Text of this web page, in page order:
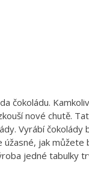
čokoládu.
nové chutě.
Vyrábí čokolády
úžasné, jak
jedné tabulky